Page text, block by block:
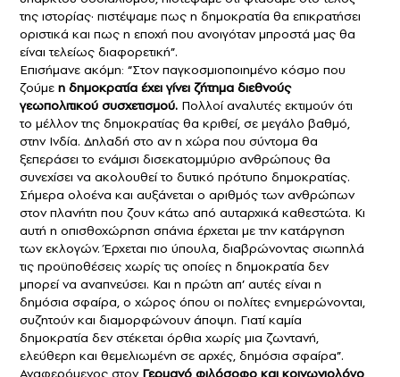
της ιστορίας· πιστέψαμε πως η δημοκρατία θα επικρατήσει
οριστικά και πως η εποχή που ανοιγόταν μπροστά μας θα
είναι τελείως διαφορετική”.
Επισήμανε ακόμη: “Στον παγκοσμιοποιημένο κόσμο που
ζούμε η δημοκρατία έχει γίνει ζήτημα διεθνούς
γεωπολιτικού συσχετισμού. Πολλοί αναλυτές εκτιμούν ότι
το μέλλον της δημοκρατίας θα κριθεί, σε μεγάλο βαθμό,
στην Ινδία. Δηλαδή στο αν η χώρα που σύντομα θα
ξεπεράσει το ενάμισι δισεκατομμύριο ανθρώπους θα
συνεχίσει να ακολουθεί το δυτικό πρότυπο δημοκρατίας.
Σήμερα ολοένα και αυξάνεται ο αριθμός των ανθρώπων
στον πλανήτη που ζουν κάτω από αυταρχικά καθεστώτα. Κι
αυτή η οπισθοχώρηση σπάνια έρχεται με την κατάργηση
των εκλογών. Έρχεται πιο ύπουλα, διαβρώνοντας σιωπηλά
τις προϋποθέσεις χωρίς τις οποίες η δημοκρατία δεν
μπορεί να αναπνεύσει. Και η πρώτη απ’ αυτές είναι η
δημόσια σφαίρα, ο χώρος όπου οι πολίτες ενημερώνονται,
συζητούν και διαμορφώνουν άποψη. Γιατί καμία
δημοκρατία δεν στέκεται όρθια χωρίς μια ζωντανή,
ελεύθερη και θεμελιωμένη σε αρχές, δημόσια σφαίρα”.
Αναφερόμενος στον Γερμανό φιλόσοφο και κοινωνιολόγο